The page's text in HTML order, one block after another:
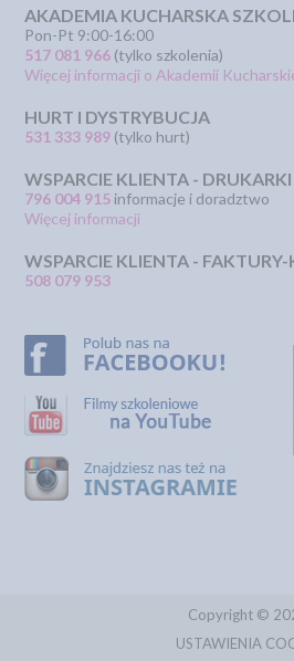
AKADEMIA KUCHARSKA
Pon-Pt 9:00-16:00
517 081 966 (tylko szkolenia)
Więcej informacji o Akademii
HURT I DYSTRYBUCJA
531 333 989 (tylko hurt)
WSPARCIE KLIENTA -
796 004 915 informacje i doradztwo
Więcej informacji
WSPARCIE KLIENTA -
508 079 953
Copyright ©
USTAWIENIA